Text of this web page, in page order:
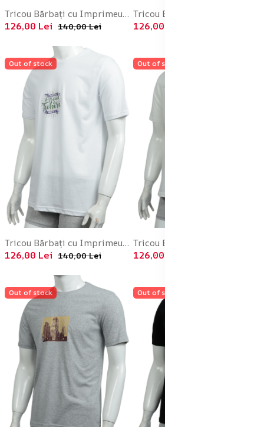
Tricou Bărbați cu Imprimeu FUTURE ,Culoare Verde,Engros
126,00 Lei 140,00 Lei 126,00 Lei
Out of stock
Tricou Bărbați cu Imprimeu FUTURE ,Culoare Alb,Engros
126,00 Lei 140,00 Lei
Out of stock
126,00 Lei
Out of stock Out of stock